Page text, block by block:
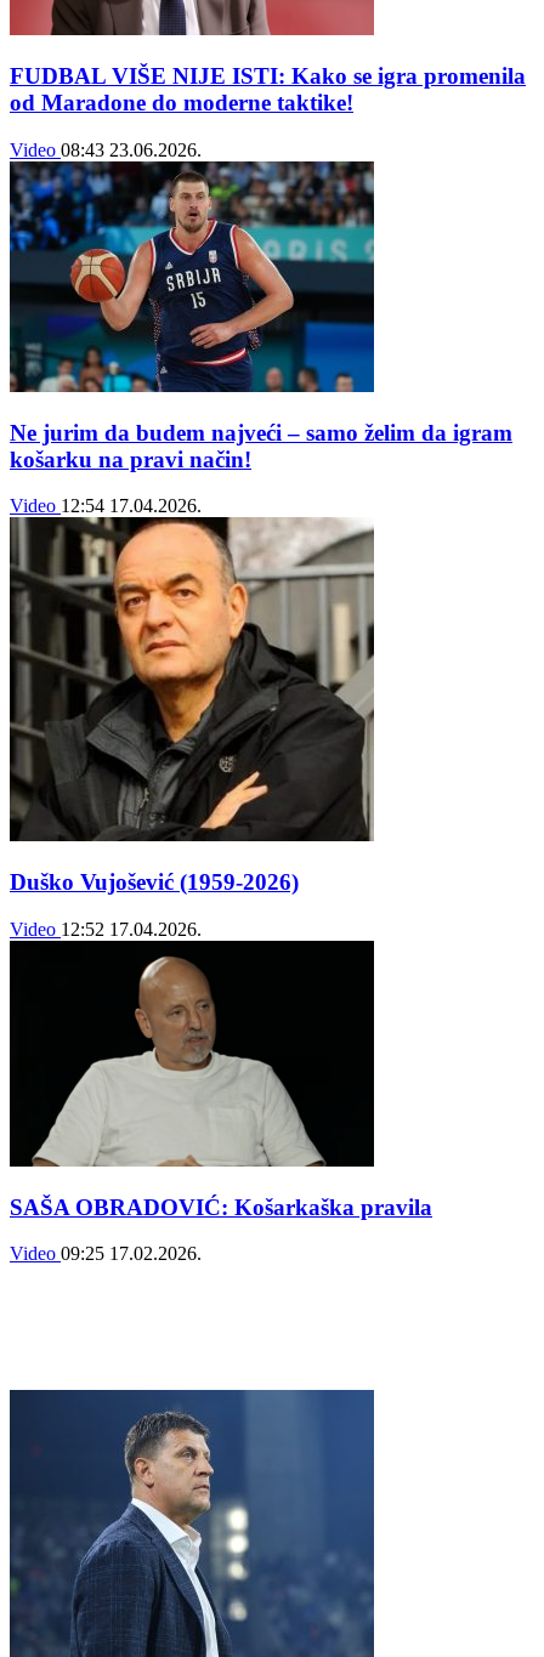
FUDBAL VIŠE NIJE ISTI: Kako se igra promenila
od Maradone do moderne taktike!
Video 08:43 23.06.2026.
Ne jurim da budem najveći – samo želim da igram
košarku na pravi način!
Video 12:54 17.04.2026.
Duško Vujošević (1959-2026)
Video 12:52 17.04.2026.
SAŠA OBRADOVIĆ: Košarkaška pravila
Video 09:25 17.02.2026.